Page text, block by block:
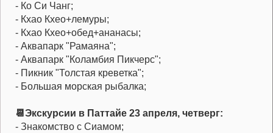
- Ко Си Чанг;
- Кхао Кхео+лемуры;
- Кхао Кхео+обед+ананасы;
- Аквапарк "Рамаяна";
- Аквапарк "Коламбия Пикчерс";
- Пикник "Толстая креветка";
- Большая морская рыбалка;
📆Экскурсии в Паттайе 23 апреля, четверг:
- Знакомство с Сиамом;